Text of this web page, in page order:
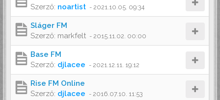
Szerző: noartist - 2021.10.05. 09:34
Sláger FM
Szerző: markfelt - 2015.11.02. 00:00
Base FM
Szerző: djlacee - 2021.12.11. 19:12
Rise FM Online
Szerző: djlacee - 2016.07.10. 11:53